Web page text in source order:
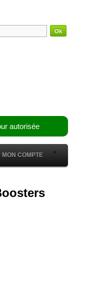
autorisée
<
MON COMPTE